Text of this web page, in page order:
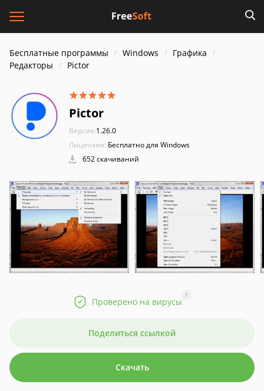
Бесплатные программы Windows
Графика
Редакторы
Pictor
Pictor
Версия:1.26.0
Лицензия: Бесплатно для Windows
652 скачиваний
Проверено на вирусы
?
Поделиться ссылкой
Скачать